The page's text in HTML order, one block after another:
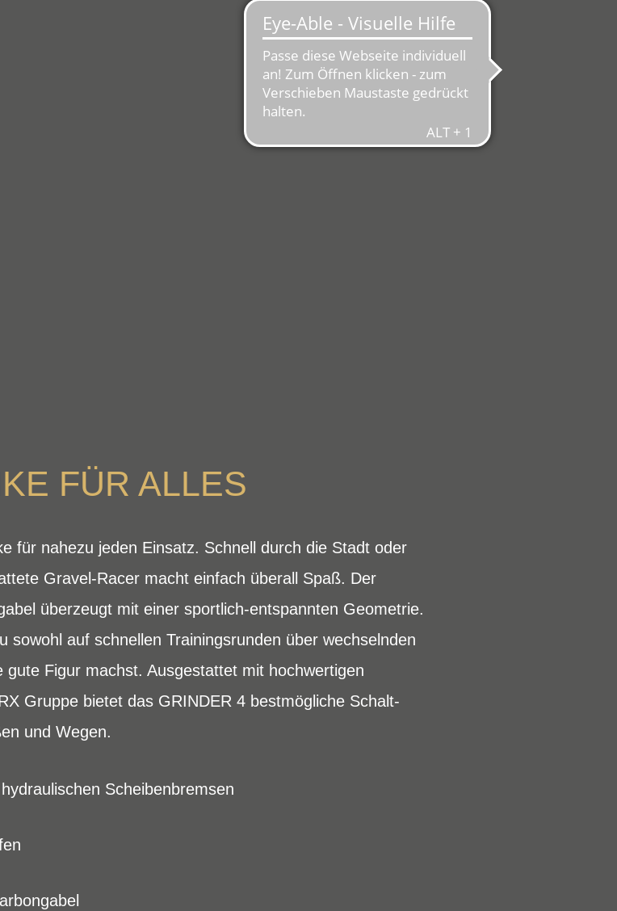
FÜR ALLES
für nahezu jeden Einsatz. Schnell durch die Stadt oder
Gravel-Racer macht einfach überall Spaß. Der
überzeugt mit einer sportlich-entspannten Geometrie.
sowohl auf schnellen Trainingsrunden über wechselnden
Figur machst. Ausgestattet mit hochwertigen
Gruppe bietet das GRINDER 4 bestmögliche Schalt-
und Wegen.
Scheibenbremsen